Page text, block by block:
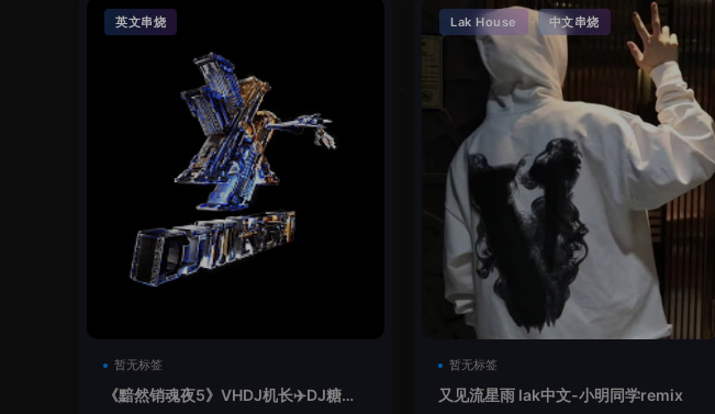
英文串烧
暂无标签
《黯然销魂夜5》VHDJ机长✈️DJ糖果
Lak House · 中文串烧
暂无标签
又见流星雨 lak中文-小明同学remix